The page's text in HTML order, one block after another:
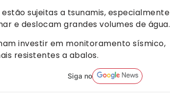
sujeitas a tsunamis, especialmente
e deslocam grandes volumes de água.
investir em monitoramento sísmico,
resistentes a abalos.
Siga no